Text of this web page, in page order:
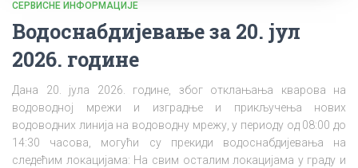
СЕРВИСНЕ ИНФОРМАЦИЈЕ
Водоснабдијевање за 20. јул
2026. године
Дана 20. јула 2026. године, због отклањања кварова на
водоводној мрежи и изградње и прикључења нових
водоводних линија на водоводну мрежу, у периоду од 08:00 до
14:30 часова, могући су прекиди водоснабдијевања на
следећим локацијама: На свим осталим локацијама у граду и